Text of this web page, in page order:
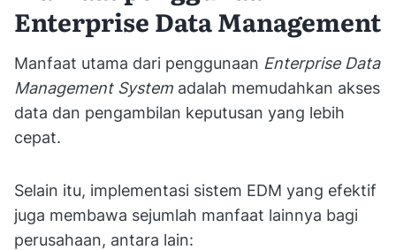
Enterprise Data Management
Manfaat utama dari penggunaan Enterprise Data
Management System adalah memudahkan akses
data dan pengambilan keputusan yang lebih
cepat.
Selain itu, implementasi sistem EDM yang efektif
juga membawa sejumlah manfaat lainnya bagi
perusahaan, antara lain: